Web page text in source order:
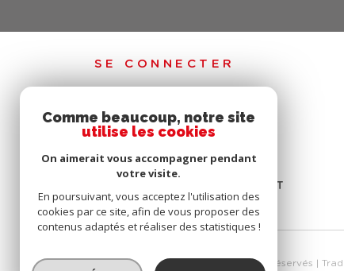
SE CONNECTER
ESPACE PROPRIÉTAIRE
ESPACE DE CONNEXION EXTRANET
© 2026 | Tous droits réservés |
Comme beaucoup, notre site
utilise les cookies
On aimerait vous accompagner pendant
votre visite.
En poursuivant, vous acceptez l'utilisation des
cookies par ce site, afin de vous proposer des
contenus adaptés et réaliser des statistiques !